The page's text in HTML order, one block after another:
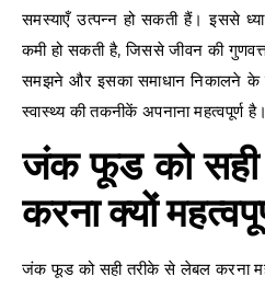
समस्याएँ उत्पन्न हो सकती हैं। इससे
कमी हो सकती है, जिससे जीवन की
समझने और इसका समाधान निकालने के
स्वास्थ्य की तकनीकें अपनाना महत्वपूर्ण है।
जंक फूड को
करना क्यों
जंक फूड को सही तरीके से लेबल करना